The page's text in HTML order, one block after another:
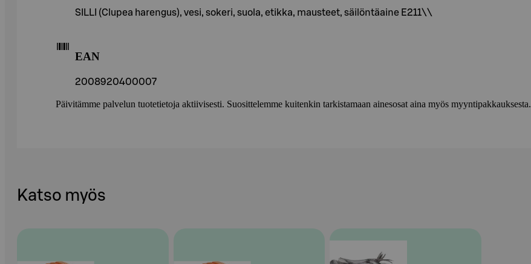
SILLI (Clupea harengus), vesi, sokeri, suola, etikka, mausteet, säilöntäaine E211\\
EAN
2008920400007
Päivitämme palvelun tuotetietoja aktiivisesti. Suosittelemme kuitenkin tarkistamaan ainesosat aina myös myyntipakkauksesta.
Katso myös